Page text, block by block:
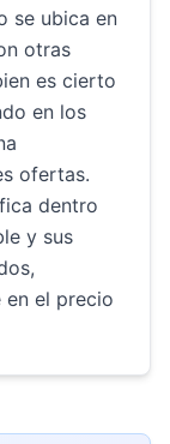
se ubica en
otras
es cierto
en los
ofertas.
dentro
y sus
en el precio